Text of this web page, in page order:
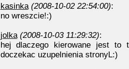
kasinka (2008-10-02 22:54:00):
no wreszcie!:)
jolka (2008-10-03 11:29:32):
hej dlaczego kierowane jest
doczekac uzupelnienia stronyL:)